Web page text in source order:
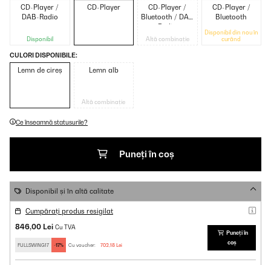
CD-Player /
DAB-Radio
Disponibil
CD-Player
CD-Player /
Bluetooth / DAB
Radio
Altă combinație
CD-Player /
Bluetooth
Disponibil din nou în
curând
CULORI DISPONIBILE:
Lemn de cireș Lemn alb
Altă combinație
Ce înseamnă statusurile?
Puneți în coș
Disponibil și în altă calitate
Cumpărați produs resigilat
846,00 Lei Cu TVA
FULLSWING17 -17% Cu voucher: 702,18 Lei
Puneți în
coș